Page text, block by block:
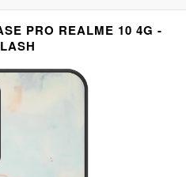
PRO REALME 10 4G -